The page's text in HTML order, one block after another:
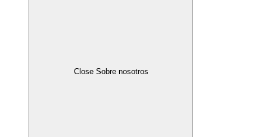
Close Sobre nosotros